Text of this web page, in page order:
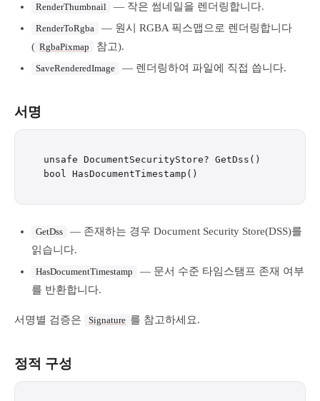
RenderThumbnail — 작은 썸네일을 렌더링합니다.
RenderToRgba
— 원시 RGBA 픽스맵으로 렌더링합니다
( RgbaPixmap 참고).
SaveRenderedImage — 렌더링하여 파일에 직접 씁니다.
서명
unsafe DocumentSecurityStore? GetDss()
GetDss
— 존재하는 경우 Document Security Store(DSS)를
읽습니다.
HasDocumentTimestamp
— 문서 수준 타임스탬프 존재 여부
를 반환합니다.
서명별 검증은 Signature 를 참고하세요.
정적 구성